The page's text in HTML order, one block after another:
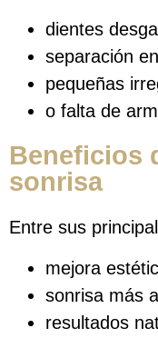
dientes
separación
pequeñas
o falta de
Beneficios
sonrisa
Entre sus
mejora
sonrisa más
resultados